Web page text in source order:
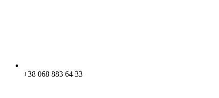
+38 068 883 64 33